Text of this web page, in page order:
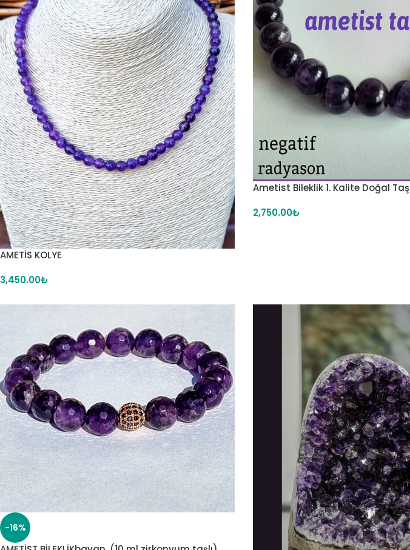
AMETİS KOLYE
3,450.00₺
Ametist Bileklik 1. Kalite Doğal Taş
2,750.00₺
-16%